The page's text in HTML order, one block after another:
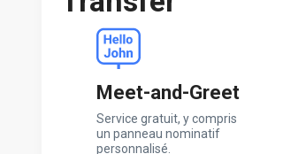
Meet-and-Greet
Service gratuit, y compris
un panneau nominatif
personnalisé.